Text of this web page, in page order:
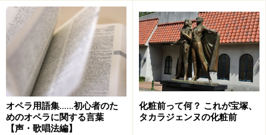
そのほかのキャスト陣も、高岡早紀、豊原功補、篠原と
もえ、六平直政といった個性派、実力派が勢ぞろい！
上演時間は4時間以上！
オペラ用語集……初心者のた
めのオペラに関する言葉
【声・歌唱法編】
化粧前って何？ これが宝塚、
タカラジェンヌの化粧前